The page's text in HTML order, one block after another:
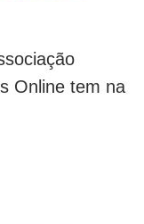
Online tem na